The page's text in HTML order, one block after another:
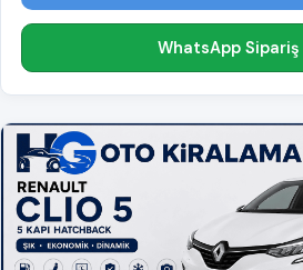
WhatsApp Sipariş